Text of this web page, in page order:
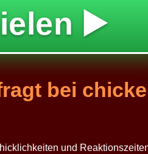
▶️
bei
und